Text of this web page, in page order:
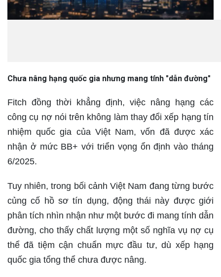
Chưa nâng hạng quốc gia nhưng mang tính "dẫn đường"
Fitch đồng thời khẳng định, việc nâng hạng các
công cụ nợ nói trên không làm thay đổi xếp hạng tín
nhiệm quốc gia của Việt Nam, vốn đã được xác
nhận ở mức BB+ với triển vọng ổn định vào tháng
6/2025.
Tuy nhiên, trong bối cảnh Việt Nam đang từng bước
củng cố hồ sơ tín dụng, động thái này được giới
phân tích nhìn nhận như một bước đi mang tính dẫn
đường, cho thấy chất lượng một số nghĩa vụ nợ cụ
thể đã tiệm cận chuẩn mực đầu tư, dù xếp hạng
quốc gia tổng thể chưa được nâng.